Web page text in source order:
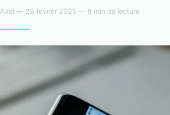
Axel — 28 février 2025 — 8 min de lecture